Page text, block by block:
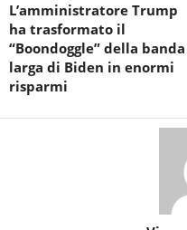
L’amministratore Trump
ha trasformato il
“Boondoggle” della banda
larga di Biden in enormi
risparmi